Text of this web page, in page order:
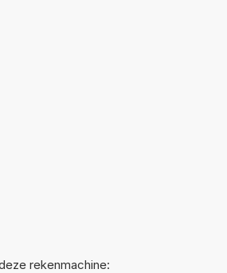
rekenmachine: